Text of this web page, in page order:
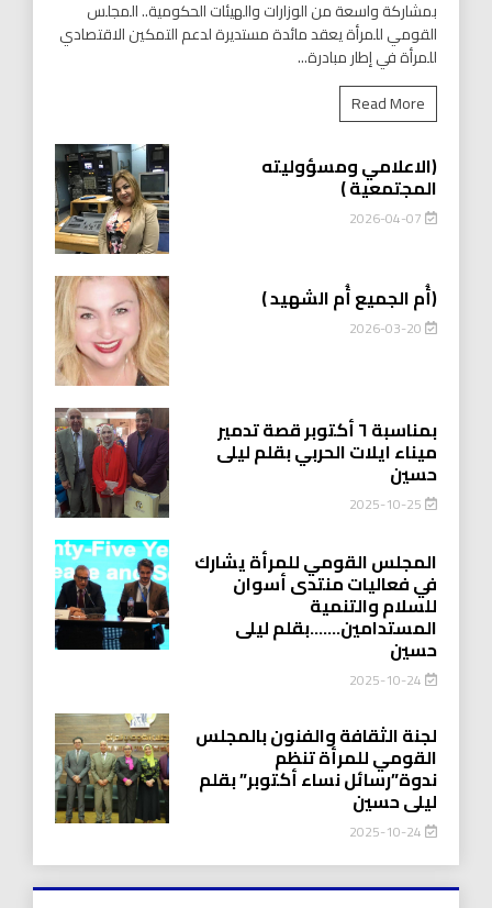
بمشاركة واسعة من الوزارات والهيئات الحكومية.. المجلس
القومي للمرأة يعقد مائدة مستديرة لدعم التمكين الاقتصادي
للمرأة في إطار مبادرة...
Read More
(الاعلامي ومسؤوليته
المجتمعية )
2026-04-07
(أُم الجميع أُم الشهيد )
2026-03-20
بمناسبة ٦ أكتوبر قصة تدمير
ميناء ايلات الحربي بقلم ليلى
حسين
2025-10-25
المجلس القومي للمرأة يشارك
في فعاليات منتدى أسوان
للسلام والتنمية
المستدامين…….بقلم ليلى
حسين
2025-10-24
لجنة الثقافة والفنون بالمجلس
القومي للمرأة تنظم
ندوة”رسائل نساء أكتوبر” بقلم
ليلى حسين
2025-10-24